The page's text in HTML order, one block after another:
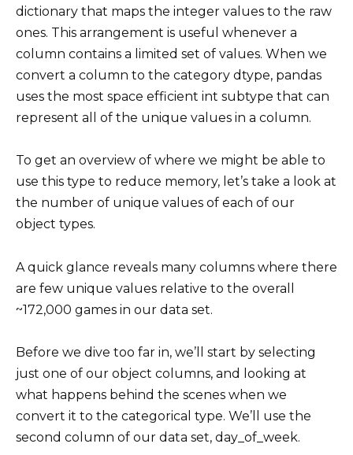
dictionary that maps the integer values to the raw
ones. This arrangement is useful whenever a
column contains a limited set of values. When we
convert a column to the category dtype, pandas
uses the most space efficient int subtype that can
represent all of the unique values in a column.
To get an overview of where we might be able to
use this type to reduce memory, let’s take a look at
the number of unique values of each of our
object types.
A quick glance reveals many columns where there
are few unique values relative to the overall
~172,000 games in our data set.
Before we dive too far in, we’ll start by selecting
just one of our object columns, and looking at
what happens behind the scenes when we
convert it to the categorical type. We’ll use the
second column of our data set, day_of_week.